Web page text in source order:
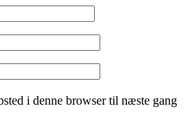
i denne browser til næste gang